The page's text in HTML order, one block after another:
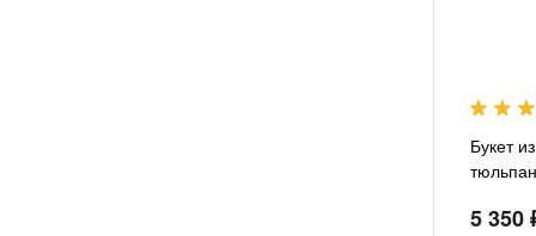
Букет
5 350